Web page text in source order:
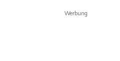
Werbung